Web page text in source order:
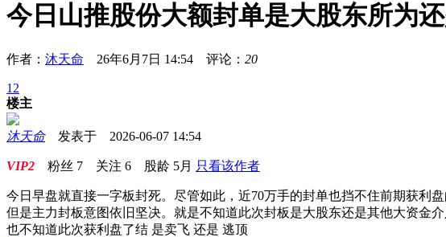
今日山推股份大额封单是大股东所为
作者： 沐天命 26年6月7日 14:54 评论： 20
1 2
楼主
沐天命发表于 2026-06-07 14:54
VIP2 粉丝 7 关注 6 股龄 5月 只看该作者
今日早盘就直接一字板封死。尽管如此，近70万手的封单也挡不住前期获利
但是主力封板意图依旧坚决。就是不知道此次封板是大股东还是其他大资金介
也不知道此次获利盘了结 是卖飞 还是 逃顶